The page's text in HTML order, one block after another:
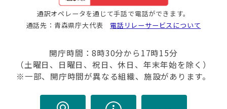
通訳オペレータを通じて手話で電話ができます。
通話先：青森県庁大代表 電話リレーサービスについて
開庁時間：8時30分から17時15分
（土曜日、日曜日、祝日、休日、年末年始を除く）
※一部、開庁時間が異なる組織、施設があります。